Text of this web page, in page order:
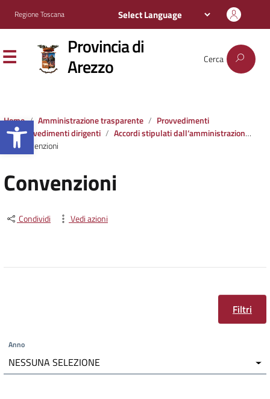
Apri la barra degli strumenti
Regione Toscana
Provincia di
Arezzo Cerca
Home Amministrazione trasparente
Provvedimenti
Provvedimenti dirigenti
Accordi stipulati dall‘amministrazione con soggetti privati o con altre amministrazioni pubbliche
Convenzioni
Convenzioni
Condividi Vedi azioni
Filtri
Anno
NESSUNA SELEZIONE